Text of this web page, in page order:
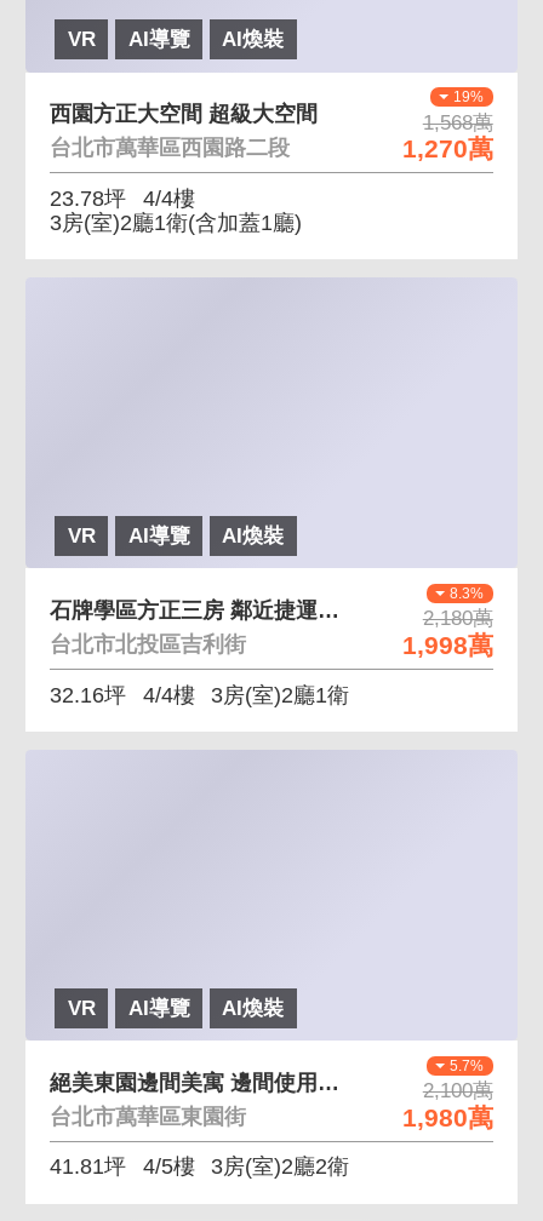
VR AI導覽 AI煥裝
19%
1,568萬
1,270萬
西園方正大空間 超級大空間
台北市萬華區西園路二段
23.78坪
4/4樓
3房(室)2廳1衛(含加蓋1廳)
VR AI導覽 AI煥裝
8.3%
2,180萬
1,998萬
石牌學區方正三房 鄰近捷運、石牌學區
台北市北投區吉利街
32.16坪 4/4樓 3房(室)2廳1衛
VR AI導覽 AI煥裝
5.7%
2,100萬
1,980萬
絕美東園邊間美寓 邊間使用空間大
台北市萬華區東園街
41.81坪 4/5樓 3房(室)2廳2衛